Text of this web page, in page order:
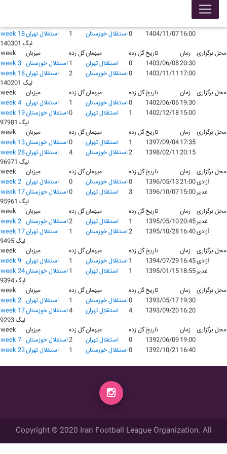
محل برگزاری
week 18استقلال تهران 1 استقلال خوزستان0 1404/11/0716:00
لیگ 140301
week
میزبان گل زدهمیهمان گل زدهتاریخ زمان
محل برگزاری
week 3 استقلال خوزستان1 استقلال تهران 0 1403/06/0820:30
week 18استقلال تهران 2 استقلال خوزستان0 1403/11/11 17:00
لیگ 140201
week
میزبان گل زدهمیهمان گل زدهتاریخ زمان
محل برگزاری
week 4 استقلال تهران 1 استقلال خوزستان0 1402/06/0619:30
week 19استقلال خوزستان0 استقلال تهران 1 1402/12/1815:00
لیگ 97981
week
میزبان گل زدهمیهمان گل زدهتاریخ زمان
محل برگزاری
week 13استقلال خوزستان0 استقلال تهران 1 1397/09/0417:35
week 28استقلال تهران 4 استقلال خوزستان2 1398/02/11 20:15
لیگ 96971
week
میزبان گل زدهمیهمان گل زدهتاریخ زمان
محل برگزاری
week 2 استقلال تهران 0 استقلال خوزستان0 1396/05/1321:00آزادی
week 17استقلال خوزستان0 استقلال تهران 3 1396/10/0715:00غدیر
لیگ 95961
week
میزبان گل زدهمیهمان گل زدهتاریخ زمان
محل برگزاری
week 2 استقلال خوزستان2 استقلال تهران 1 1395/05/1020:45غدیر
week 17استقلال تهران 1 استقلال خوزستان2 1395/10/2816:40آزادی
لیگ 9495
week
میزبان گل زدهمیهمان گل زدهتاریخ زمان
محل برگزاری
week 9 استقلال تهران 1 استقلال خوزستان1 1394/07/2916:45آزادی
week 24استقلال خوزستان1 استقلال تهران 1 1395/01/1518:55غدیر
لیگ 9394
week
میزبان گل زدهمیهمان گل زدهتاریخ زمان
محل برگزاری
week 2 استقلال تهران 1 استقلال خوزستان0 1393/05/1719:30
week 17استقلال خوزستان4 استقلال تهران 4 1393/09/2016:20
لیگ 9293
week
میزبان گل زدهمیهمان گل زدهتاریخ زمان
محل برگزاری
week 7 استقلال خوزستان2 استقلال تهران 0 1392/06/0919:00
week 22استقلال تهران 1 استقلال خوزستان0 1392/10/21 16:40
Copyright © 2020 Iran Football League Organization. All